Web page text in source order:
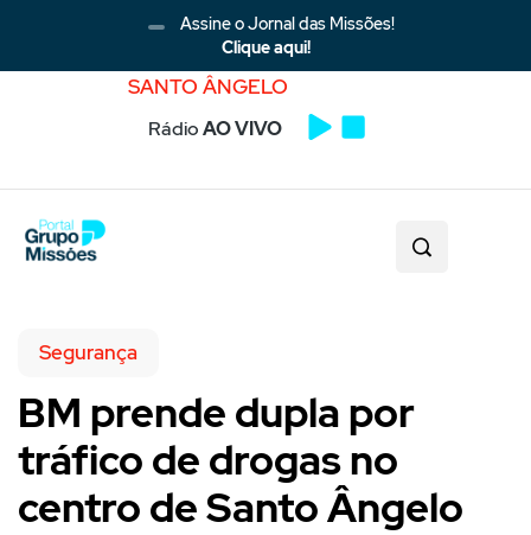
Assine o Jornal das Missões!
Clique aqui!
SANTO ÂNGELO
RádioAO VIVO
Segurança
BM prende dupla por
tráfico de drogas no
centro de Santo Ângelo